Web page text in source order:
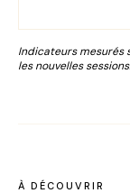
Indicateurs mesurés
les nouvelles sessions.
À DÉCOUVRIR